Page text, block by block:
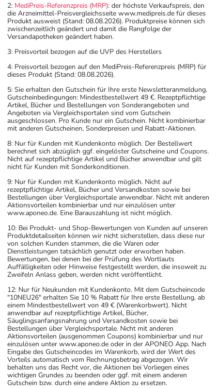
2: MediPreis-Referenzpreis (MRP): der höchste Verkaufspreis, den
die Arzneimittel-Preisvergleichsseite www.medipreis.de für dieses
Produkt ausweist (Stand: 08.08.2026). Produktpreise können sich
zwischenzeitlich geändert und damit die Rangfolge der
Versandapotheken geändert haben.
3: Preisvorteil bezogen auf die UVP des Herstellers
4: Preisvorteil bezogen auf den MediPreis-Referenzpreis (MRP) für
dieses Produkt (Stand: 08.08.2026).
5: Sie erhalten den Gutschein für Ihre erste Newsletteranmeldung.
Gutscheinbedingungen: Mindestbestellwert 49 €. Rezeptpflichtige
Artikel, Bücher und Bestellungen von Sonderangeboten und
Angeboten via Vergleichsportalen sind vom Gutschein
ausgeschlossen. Pro Kunde nur ein Gutschein. Nicht kombinierbar
mit anderen Gutscheinen, Sonderpreisen und Rabatt-Aktionen.
8: Nur für Kunden mit Kundenkonto möglich. Der Bestellwert
berechnet sich abzüglich ggf. eingelöster Gutscheine und Coupons.
Nicht auf rezeptpflichtige Artikel und Bücher anwendbar und gilt
nicht für Kunden mit Sonderkonditionen.
9: Nur für Kunden mit Kundenkonto möglich. Nicht auf
rezeptpflichtige Artikel, Bücher und Versandkosten sowie bei
Bestellungen über Vergleichsportale anwendbar. Nicht mit anderen
Aktionsvorteilen kombinierbar und nur einzulösen unter
www.aponeo.de. Eine Barauszahlung ist nicht möglich.
10: Bei Produkt- und Shop-Bewertungen von Kunden auf unseren
Produktdetailseiten können wir nicht sicherstellen, dass diese nur
von solchen Kunden stammen, die die Waren oder
Dienstleistungen tatsächlich genutzt oder erworben haben.
Bewertungen, bei denen bei der Prüfung des Wortlauts
Auffälligkeiten oder Hinweise festgestellt werden, die insoweit zu
Zweifeln Anlass geben, werden nicht veröffentlicht.
12: Nur für Neukunden mit Kundenkonto. Mit dem Gutscheincode
"10NEU26" erhalten Sie 10 % Rabatt für Ihre erste Bestellung, ab
einem Mindestbestellwert von 49 € (Warenkorbwert). Nicht
anwendbar auf rezeptpflichtige Artikel, Bücher,
Säuglingsanfangsnahrung und Versandkosten sowie bei
Bestellungen über Vergleichsportale. Nicht mit anderen
Aktionsvorteilen (ausgenommen Coupons) kombinierbar und nur
einzulösen unter www.aponeo.de oder in der APONEO App. Nach
Eingabe des Gutscheincodes im Warenkorb, wird der Wert des
Vorteils automatisch vom Rechnungsbetrag abgezogen. Wir
behalten uns das Recht vor, die Aktionen bei Vorliegen eines
wichtigen Grundes zu beenden oder ggf. mit einem anderen
Gutschein bzw. durch eine andere Aktion zu ersetzen.